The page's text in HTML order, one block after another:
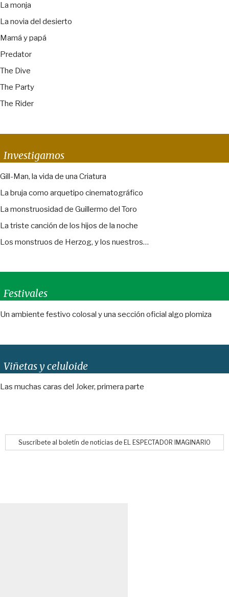
La monja
La novia del desierto
Mamá y papá
Predator
The Dive
The Party
The Rider
Investigamos
Gill-Man, la vida de una Criatura
La bruja como arquetipo cinematográfico
La monstruosidad de Guillermo del Toro
La triste canción de los hijos de la noche
Los monstruos de Herzog, y los nuestros…
Festivales
Un ambiente festivo colosal y una sección oficial algo plomiza
Viñetas y celuloide
Las muchas caras del Joker, primera parte
Suscríbete al boletín de noticias de EL ESPECTADOR IMAGINARIO